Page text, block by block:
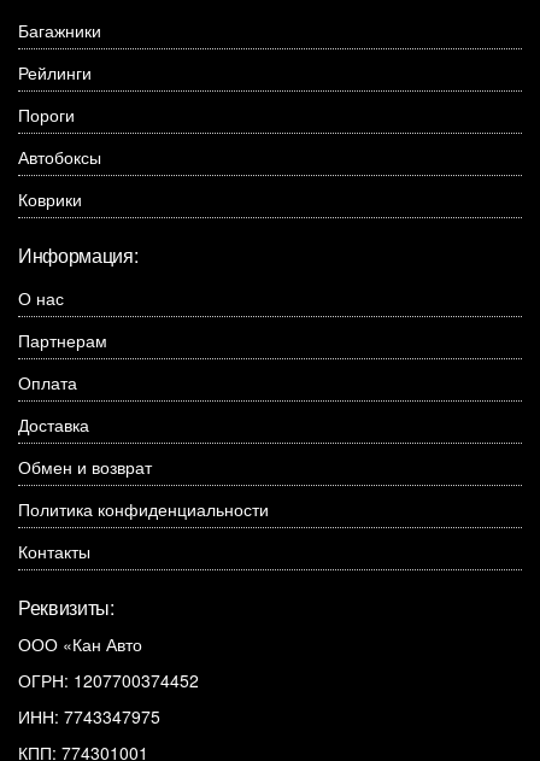
Багажники
Рейлинги
Пороги
Автобоксы
Коврики
Информация:
О нас
Партнерам
Оплата
Доставка
Обмен и возврат
Политика конфиденциальности
Контакты
Реквизиты:
ООО «Кан Авто
ОГРН: 1207700374452
ИНН: 7743347975
КПП: 774301001